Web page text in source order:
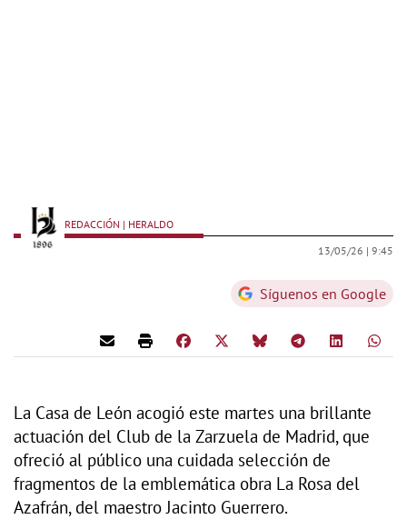
REDACCIÓN | HERALDO
13/05/26 | 9:45
Síguenos en Google
La Casa de León acogió este martes una brillante
actuación del Club de la Zarzuela de Madrid, que
ofreció al público una cuidada selección de
fragmentos de la emblemática obra La Rosa del
Azafrán, del maestro Jacinto Guerrero.